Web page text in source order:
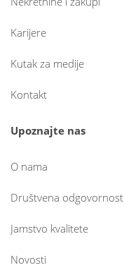
Karijere
Kutak za medije
Kontakt
Upoznajte nas
O nama
Društvena odgovornost
Jamstvo kvalitete
Novosti